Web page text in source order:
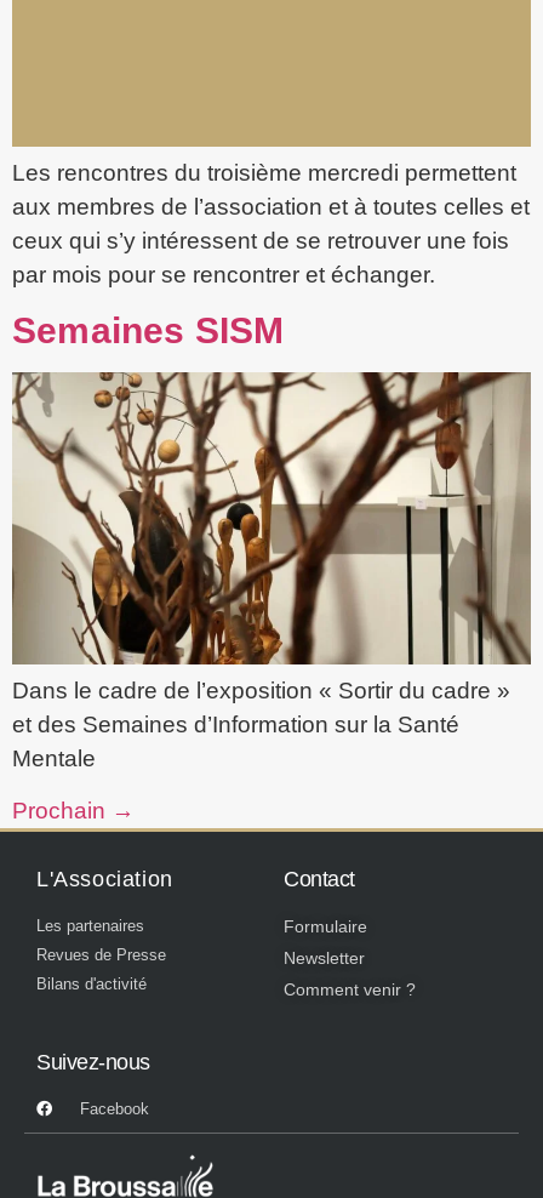
Les rencontres du troisième mercredi permettent
aux membres de l’association et à toutes celles et
ceux qui s’y intéressent de se retrouver une fois
par mois pour se rencontrer et échanger.
Semaines SISM
Dans le cadre de l’exposition « Sortir du cadre »
et des Semaines d’Information sur la Santé
Mentale
Prochain →
L'Association
Les partenaires
Revues de Presse
Bilans d'activité
Contact
Formulaire
Newsletter
Comment venir ?
Suivez-nous
Facebook